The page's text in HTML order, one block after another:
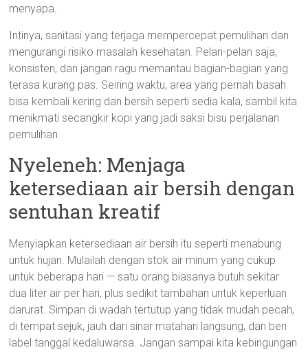
menyapa.
Intinya, sanitasi yang terjaga mempercepat pemulihan dan
mengurangi risiko masalah kesehatan. Pelan-pelan saja,
konsisten, dan jangan ragu memantau bagian-bagian yang
terasa kurang pas. Seiring waktu, area yang pernah basah
bisa kembali kering dan bersih seperti sedia kala, sambil kita
menikmati secangkir kopi yang jadi saksi bisu perjalanan
pemulihan.
Nyeleneh: Menjaga
ketersediaan air bersih dengan
sentuhan kreatif
Menyiapkan ketersediaan air bersih itu seperti menabung
untuk hujan. Mulailah dengan stok air minum yang cukup
untuk beberapa hari — satu orang biasanya butuh sekitar
dua liter air per hari, plus sedikit tambahan untuk keperluan
darurat. Simpan di wadah tertutup yang tidak mudah pecah,
di tempat sejuk, jauh dari sinar matahari langsung, dan beri
label tanggal kedaluwarsa. Jangan sampai kita kebingungan